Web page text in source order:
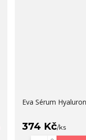
Eva Sérum
374 Kč/ks